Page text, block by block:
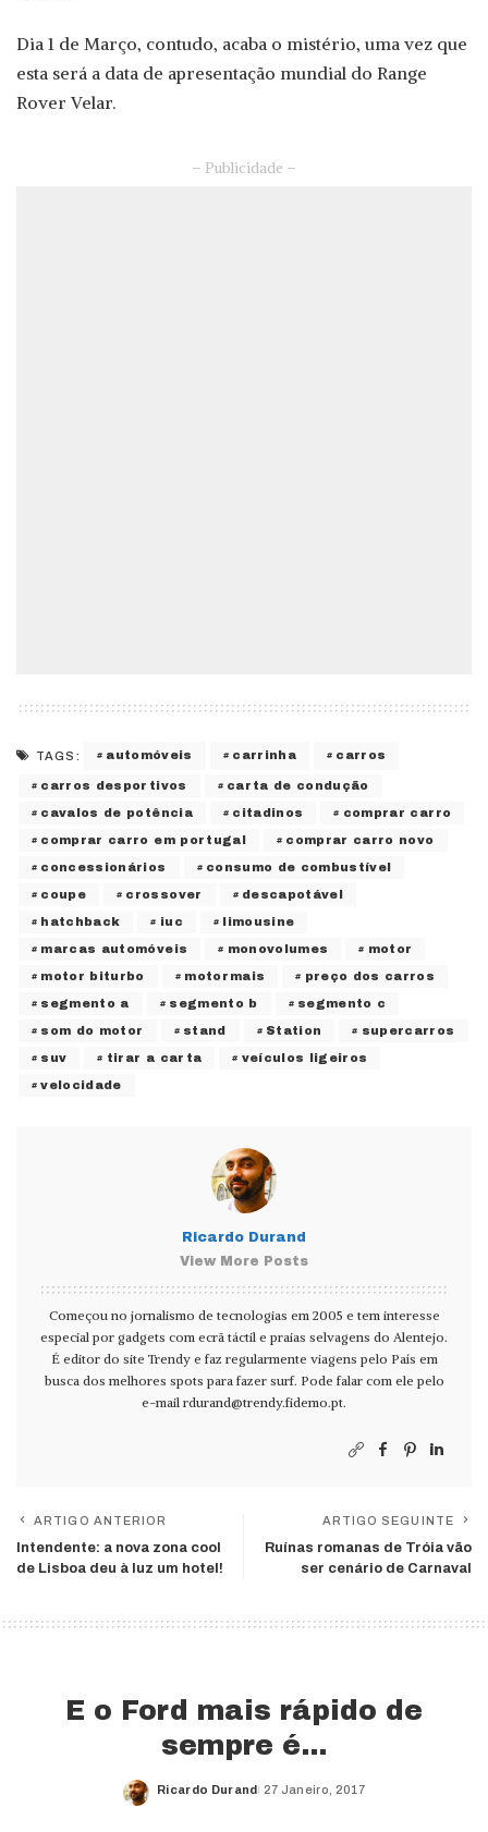
Dia 1 de Março, contudo, acaba o mistério, uma vez que
esta será a data de apresentação mundial do Range
Rover Velar.
– Publicidade –
TAGS: automóveis carrinha carros
carros desportivos carta de condução
cavalos de potência citadinos comprar carro
comprar carro em portugal comprar carro novo
concessionários consumo de combustível
coupe crossover descapotável
hatchback iuc limousine
marcas automóveis monovolumes motor
motor biturbo motormais preço dos carros
segmento a segmento b segmento c
som do motor stand Station supercarros
suv tirar a carta veículos ligeiros
velocidade
Ricardo Durand
View More Posts
Começou no jornalismo de tecnologias em 2005 e tem interesse
especial por gadgets com ecrã táctil e praias selvagens do Alentejo.
É editor do site Trendy e faz regularmente viagens pelo País em
busca dos melhores spots para fazer surf. Pode falar com ele pelo
e-mail rdurand@trendy.fidemo.pt.
ARTIGO ANTERIOR
Intendente: a nova zona cool
de Lisboa deu à luz um hotel!
ARTIGO SEGUINTE
Ruínas romanas de Tróia vão
ser cenário de Carnaval
E o Ford mais rápido de
sempre é…
Posted
Ricardo Durand 27 Janeiro, 2017